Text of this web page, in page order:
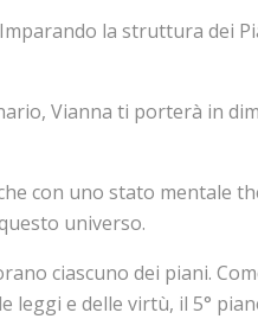
la struttura dei
Vianna ti porterà in
con uno stato mentale
universo.
ciascuno dei piani.
e delle virtù, il 5°